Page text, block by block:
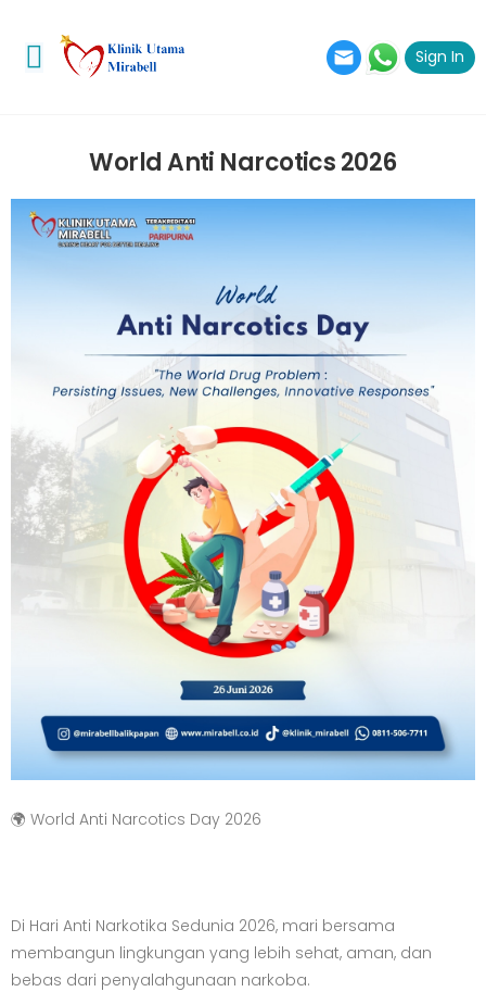
Toggle mobile menu Sign In
World Anti Narcotics 2026
🌍 World Anti Narcotics Day 2026
Di Hari Anti Narkotika Sedunia 2026, mari bersama
membangun lingkungan yang lebih sehat, aman, dan
bebas dari penyalahgunaan narkoba.